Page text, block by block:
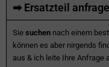
➡ Ersatzteil
Sie suchen nach einem
können es aber nirgends
aus & ich leite Ihre Anfrage